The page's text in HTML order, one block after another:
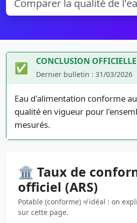
✅ CONCLUSION
Dernier bulletin : 31/03/2026
Eau d'alimentation conforme
qualité en vigueur pour
mesurés.
🏛️ Taux de
officiel (ARS)
Potable (conforme) ≠ idéal : on
sur cette page.